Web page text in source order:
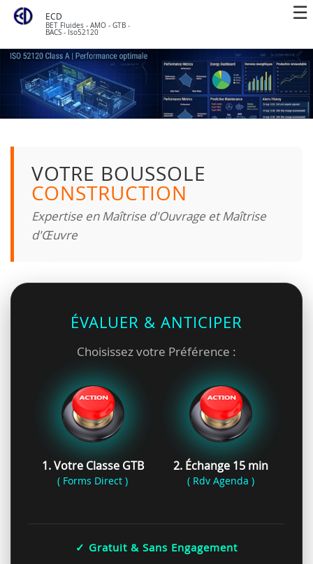
ECD
BET Fluides - AMO - GTB -
BACS - Iso52120
VOTRE BOUSSOLE
CONSTRUCTION
Expertise en Maîtrise d'Ouvrage et Maîtrise
d'Œuvre
ÉVALUER & ANTICIPER
Choisissez votre Préférence :
1. Votre Classe GTB
( Forms Direct )
2. Échange 15 min
( Rdv Agenda )
✓ Gratuit & Sans Engagement